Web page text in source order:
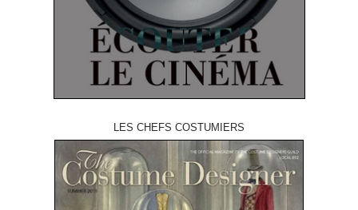
LES CHEFS COSTUMIERS